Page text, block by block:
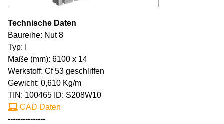
Technische Daten
Baureihe: Nut 8
Typ: I
Maße (mm): 6100 x 14
Werkstoff: Cf 53 geschliffen
Gewicht: 0,610 Kg/m
TIN: 100465 ID: S208W10
CAD Daten
---------------